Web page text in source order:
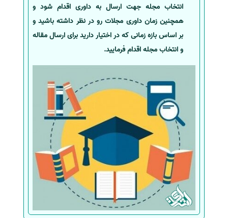
انتخاب مجله جهت ارسال به داوری اقدام شود و
همچنین زمان داوری مجلات رو در نظر داشته باشید و
بر اساس بازه زمانی که در اختیار دارید برای ارسال مقاله
و انتخاب مجله اقدام فرمایید.